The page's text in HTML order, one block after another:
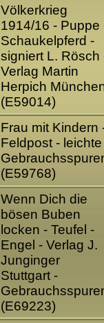
Völkerkrieg
1914/16 - Puppe
Schaukelpferd -
signiert L. Rösch
Verlag Martin
Herpich
(E59014)
Frau mit Kindern
Feldpost - leichte
(E59768)
Wenn Dich die
bösen Buben
locken - Teufel -
Engel - Verlag J.
Junginger
Stuttgart -
(E69223)